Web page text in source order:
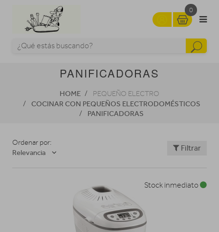
0
PANIFICADORAS
HOME PEQUEÑO ELECTRO
COCINAR CON PEQUEÑOS ELECTRODOMÉSTICOS
PANIFICADORAS
Ordenar por:
Relevancia
Filtrar
Stock inmediato